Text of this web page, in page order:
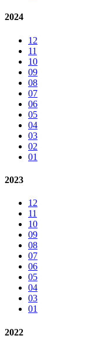
2024
12
11
10
09
08
07
06
05
04
03
02
01
2023
12
11
10
09
08
07
06
05
04
03
01
2022